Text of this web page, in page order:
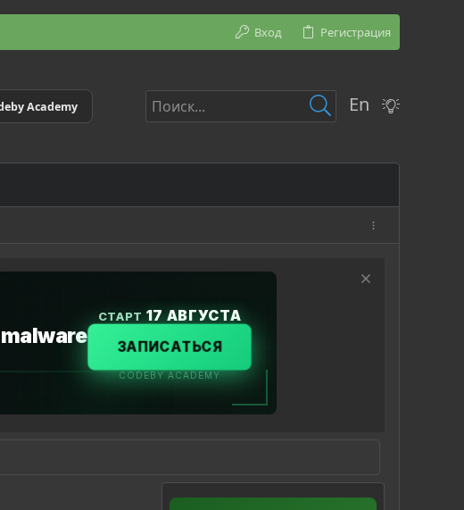
Вход Регистрация
Academy En